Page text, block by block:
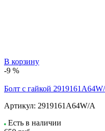
В корзину
-9 %
Болт с гайкой
Артикул: 2919161A64W/A
Есть в наличии